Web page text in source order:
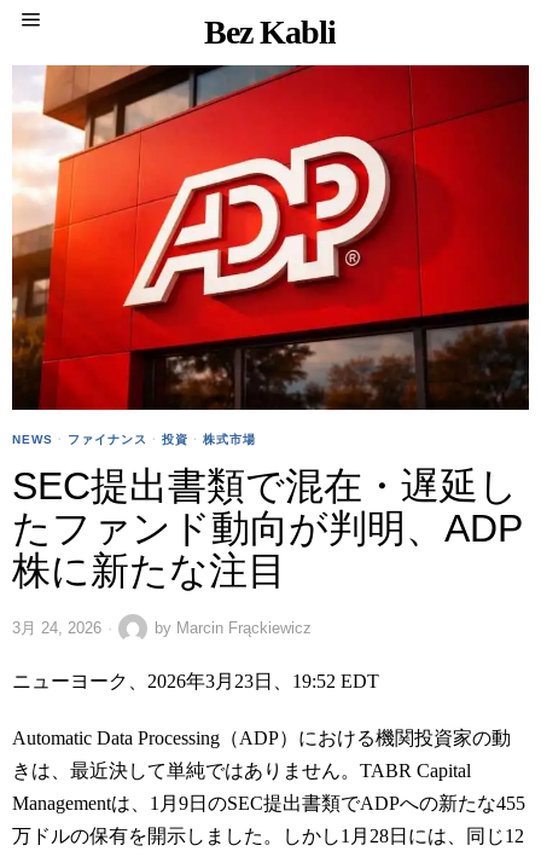
Bez Kabli
NEWS · ファイナンス · 投資 · 株式市場
SEC提出書類で混在・遅延し
たファンド動向が判明、ADP
株に新たな注目
3月 24, 2026 by Marcin Frąckiewicz
ニューヨーク、2026年3月23日、19:52 EDT
Automatic Data Processing（ADP）における機関投資家の動
きは、最近決して単純ではありません。TABR Capital
Managementは、1月9日のSEC提出書類でADPへの新たな455
万ドルの保有を開示しました。しかし1月28日には、同じ12